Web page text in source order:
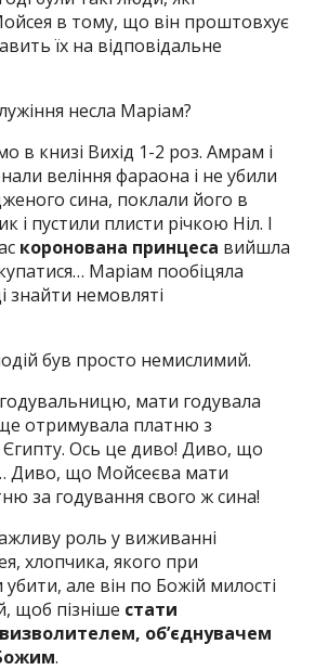
в тому, що він проштовхує
їх на відповідальне
несла Маріам?
в книзі Вихід 1-2 роз. Амрам і
веління фараона і не убили
сина, поклали його в
і пустили плисти річкою Ніл. І
коронована принцеса вийшла
Маріам пообіцяла
знайти немовляті
був просто немислимий.
мати годувала
отримувала платню з
Ось це диво! Диво, що
Диво, що Мойсеєва мати
за годування свого ж сина!
роль у виживанні
хлопчика, якого при
але він по Божій милості
щоб пізніше стати
об’єднувачем
.